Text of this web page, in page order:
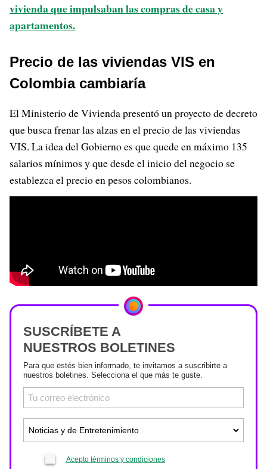
vivienda que impulsaban las compras de casa y
apartamentos.
Precio de las viviendas VIS en
Colombia cambiaría
El Ministerio de Vivienda presentó un proyecto de decreto
que busca frenar las alzas en el precio de las viviendas
VIS. La idea del Gobierno es que quede en máximo 135
salarios mínimos y que desde el inicio del negocio se
establezca el precio en pesos colombianos.
SUSCRÍBETE A
NUESTROS BOLETINES
Para que estés bien informado, te invitamos a suscribirte a
nuestros boletines. Selecciona el que más te guste.
Acepto términos y condiciones